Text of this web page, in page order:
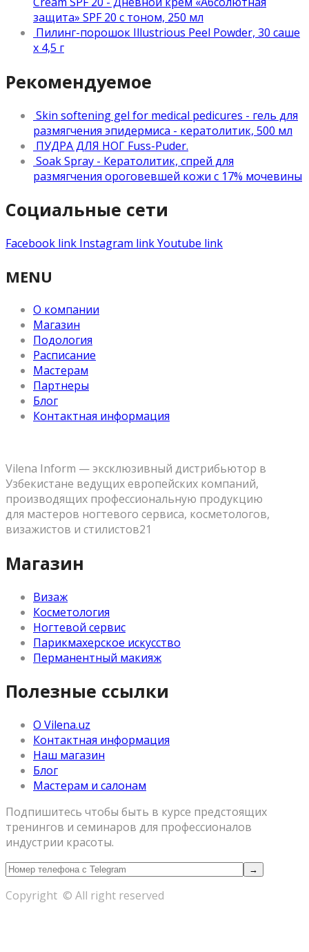
защита» SPF 20 с тоном, 250 мл
Пилинг-порошок Illustrious Peel Powder, 30 саше
х 4,5 г
Рекомендуемое
Skin softening gel for medical pedicures - гель для
размягчения эпидермиса - кератолитик, 500 мл
ПУДРА ДЛЯ НОГ Fuss-Puder.
Soak Spray - Кератолитик, спрей для
размягчения ороговевшей кожи с 17% мочевины
Социальные сети
Facebook link Instagram linkYoutube link
MENU
О компании
Магазин
Подология
Расписание
Мастерам
Партнеры
Блог
Контактная информация
Vilena Inform — эксклюзивный дистрибьютор в
Узбекистане ведущих европейских компаний,
производящих профессиональную продукцию
для мастеров ногтевого сервиса, косметологов,
визажистов и стилистов21
Магазин
Визаж
Косметология
Ногтевой сервис
Парикмахерское искусство
Перманентный макияж
Полезные ссылки
О Vilena.uz
Контактная информация
Наш магазин
Блог
Мастерам и салонам
Подпишитесь чтобы быть в курсе предстоящих
тренингов и семинаров для профессионалов
индустрии красоты.
Copyright © All right reserved